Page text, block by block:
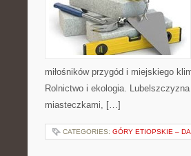
miłośników przygód i miejskiego
Rolnictwo i ekologia.
miasteczkami, […]
CATEGORIES: GÓRY ETIOPSKIE –